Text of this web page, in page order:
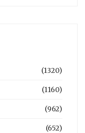
(1320)
(1160)
(962)
(652)